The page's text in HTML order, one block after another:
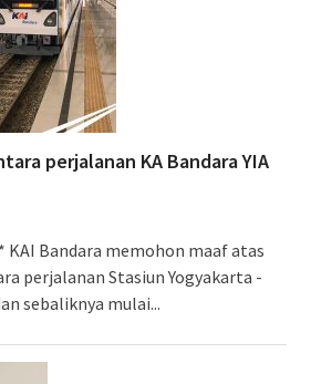
perjalanan KA Bandara YIA
KAI Bandara memohon maaf atas
perjalanan Stasiun Yogyakarta -
sebaliknya mulai...